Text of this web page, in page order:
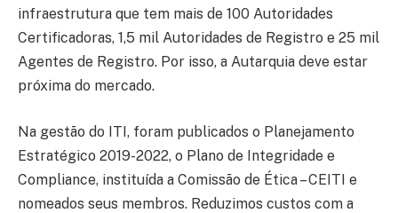
infraestrutura que tem mais de 100 Autoridades
Certificadoras, 1,5 mil Autoridades de Registro e 25 mil
Agentes de Registro. Por isso, a Autarquia deve estar
próxima do mercado.
Na gestão do ITI, foram publicados o Planejamento
Estratégico 2019-2022, o Plano de Integridade e
Compliance, instituída a Comissão de Ética – CEITI e
nomeados seus membros. Reduzimos custos com a